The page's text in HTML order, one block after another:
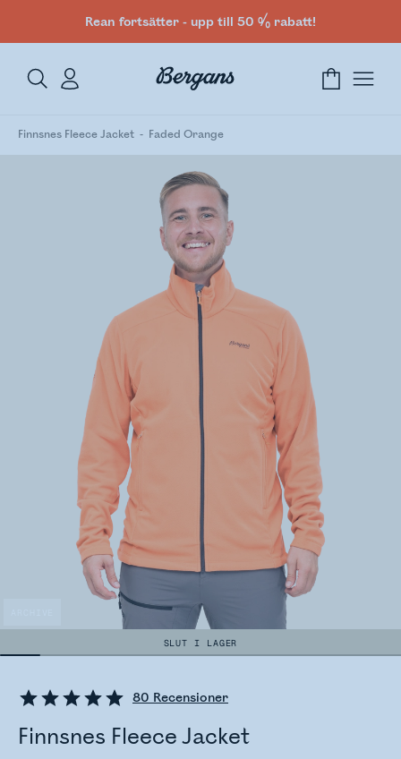
Rean fortsätter - upp till 50 % rabatt!
Finnsnes Fleece Jacket Faded Orange
SLUT I LAGER
80 Recensioner
Finnsnes Fleece Jacket